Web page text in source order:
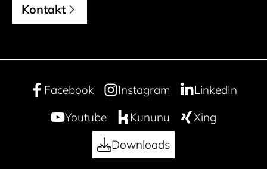
Kontakt
Facebook Instagram
LinkedIn
Youtube
Kununu
Xing
Downloads